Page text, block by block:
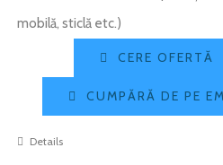
mobilă, sticlă etc.)
CERE OFERTĂ
CUMPĂRĂ DE PE
Details